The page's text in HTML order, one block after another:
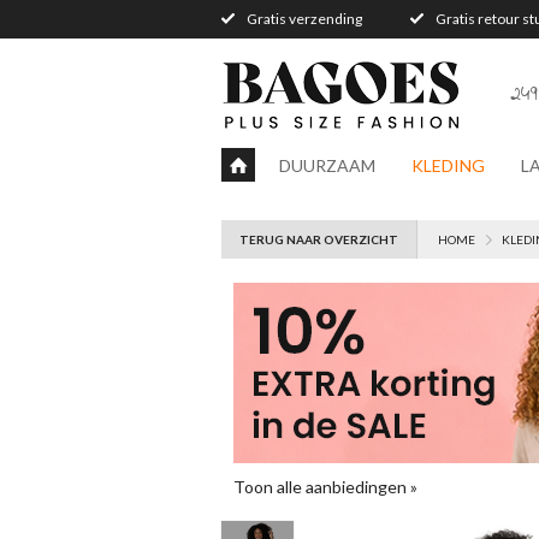
Gratis verzending Gratis retour
DUURZAAM KLEDING
TERUG NAAR OVERZICHT HOME
Toon alle aanbiedingen »